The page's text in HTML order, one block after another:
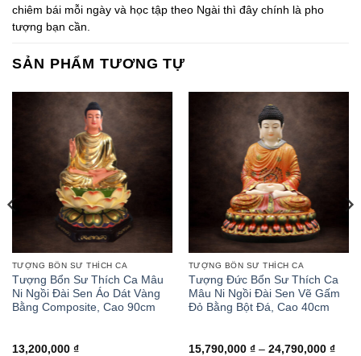
chiêm bái mỗi ngày và học tập theo Ngài thì đây chính là pho
tượng bạn cần.
SẢN PHẨM TƯƠNG TỰ
TƯỢNG BỔN SƯ THÍCH CA
Tượng Bổn Sư Thích Ca Mâu
Ni Ngồi Đài Sen Áo Dát Vàng
Bằng Composite, Cao 90cm
13,200,000 ₫
TƯỢNG BỔN SƯ THÍCH CA
Tượng Đức Bổn Sư Thích Ca
Mâu Ni Ngồi Đài Sen Vẽ Gấm
Đỏ Bằng Bột Đá, Cao 40cm
15,790,000 ₫ – 24,790,000 ₫